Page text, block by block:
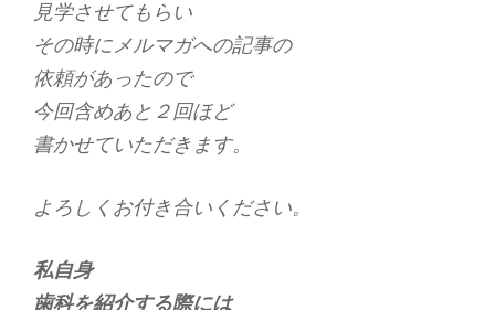
見学させてもらい
その時にメルマガへの記事の
依頼があったので
今回含めあと２回ほど
書かせていただきます。
よろしくお付き合いください。
私自身
歯科を紹介する際には